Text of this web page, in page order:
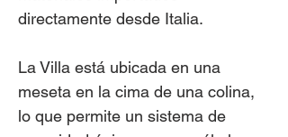
directamente desde Italia.
La Villa está ubicada en una
meseta en la cima de una colina,
lo que permite un sistema de